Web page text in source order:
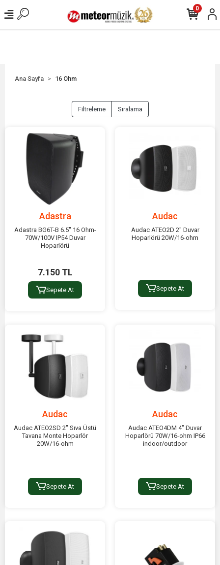
0
Ana Sayfa 16 Ohm
Filtreleme Sıralama
Adastra
Adastra BG6T-B 6.5" 16 Ohm-
70W/100V IP54 Duvar
Hoparlörü
7.150 TL
Sepete At
Audac
Audac ATEO2D 2" Duvar
Hoparlörü 20W/16-ohm
Sepete At
Audac
Audac ATEO2SD 2" Sıva Üstü
Tavana Monte Hoparlör
20W/16-ohm
Sepete At
Audac
Audac ATEO4DM 4" Duvar
Hoparlörü 70W/16-ohm IP66
indoor/outdoor
Sepete At